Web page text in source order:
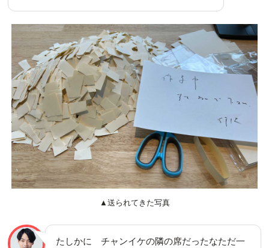
▲送られてきた写真
たしかに チャンイケの隣の席だったなただ一